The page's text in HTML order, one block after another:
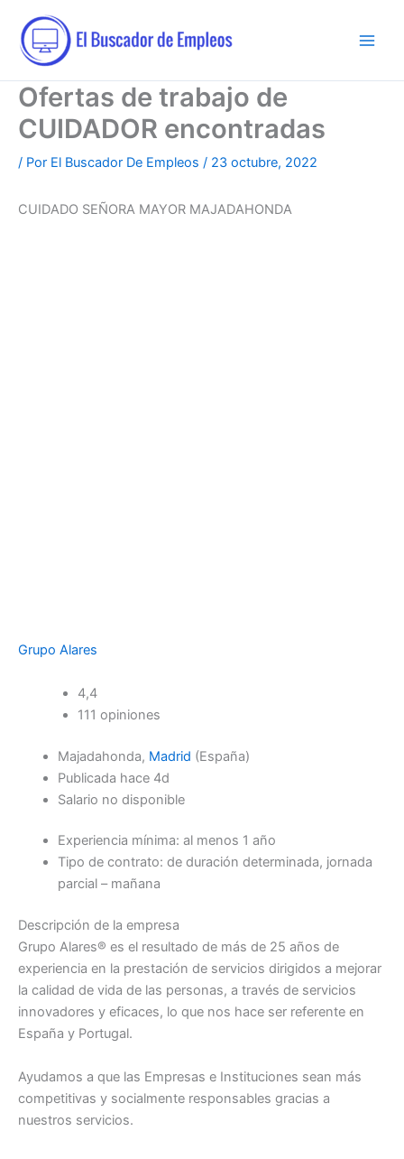
contenido
Ofertas de trabajo de
CUIDADOR encontradas
/ Por El Buscador De Empleos / 23 octubre, 2022
CUIDADO SEÑORA MAYOR MAJADAHONDA
Grupo Alares
4,4
111 opiniones
Majadahonda, Madrid (España)
Publicada hace 4d
Salario no disponible
Experiencia mínima: al menos 1 año
Tipo de contrato: de duración determinada, jornada
parcial – mañana
Descripción de la empresa
Grupo Alares® es el resultado de más de 25 años de
experiencia en la prestación de servicios dirigidos a mejorar
la calidad de vida de las personas, a través de servicios
innovadores y eficaces, lo que nos hace ser referente en
España y Portugal.
Ayudamos a que las Empresas e Instituciones sean más
competitivas y socialmente responsables gracias a
nuestros servicios.